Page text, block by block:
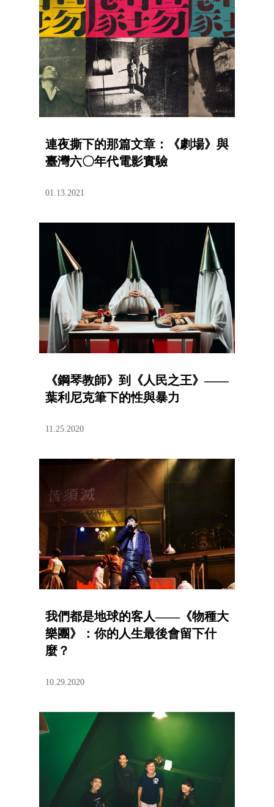
連夜撕下的那篇文章：《劇場》與
臺灣六〇年代電影實驗
01.13.2021
《鋼琴教師》到《人民之王》——
葉利尼克筆下的性與暴力
11.25.2020
我們都是地球的客人——《物種大
樂團》：你的人生最後會留下什
麼？
10.29.2020